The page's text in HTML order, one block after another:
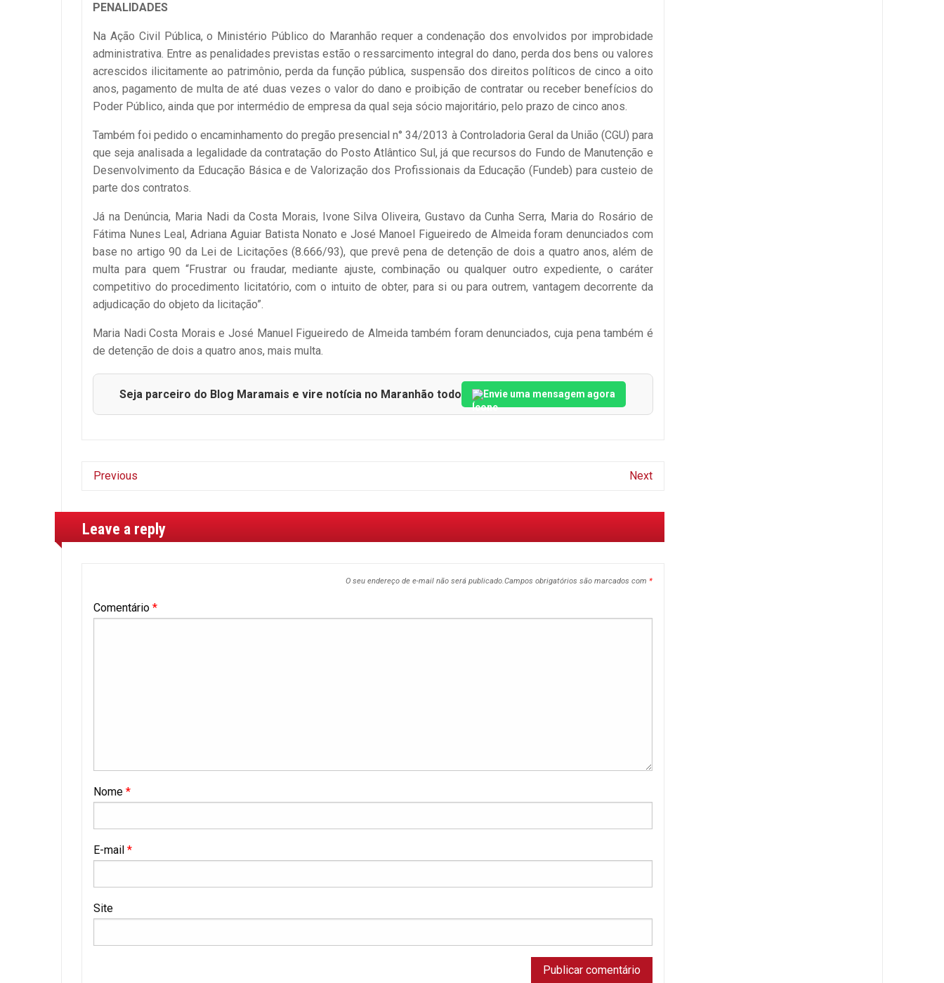
PENALIDADES
Na Ação Civil Pública, o Ministério Público do Maranhão requer a condenação dos envolvidos por improbidade
administrativa. Entre as penalidades previstas estão o ressarcimento integral do dano, perda dos bens ou valores
acrescidos ilicitamente ao patrimônio, perda da função pública, suspensão dos direitos políticos de cinco a oito
anos, pagamento de multa de até duas vezes o valor do dano e proibição de contratar ou receber benefícios do
Poder Público, ainda que por intermédio de empresa da qual seja sócio majoritário, pelo prazo de cinco anos.
Também foi pedido o encaminhamento do pregão presencial n° 34/2013 à Controladoria Geral da União (CGU) para
que seja analisada a legalidade da contratação do Posto Atlântico Sul, já que recursos do Fundo de Manutenção e
Desenvolvimento da Educação Básica e de Valorização dos Profissionais da Educação (Fundeb) para custeio de
parte dos contratos.
Já na Denúncia, Maria Nadi da Costa Morais, Ivone Silva Oliveira, Gustavo da Cunha Serra, Maria do Rosário de
Fátima Nunes Leal, Adriana Aguiar Batista Nonato e José Manoel Figueiredo de Almeida foram denunciados com
base no artigo 90 da Lei de Licitações (8.666/93), que prevê pena de detenção de dois a quatro anos, além de
multa para quem “Frustrar ou fraudar, mediante ajuste, combinação ou qualquer outro expediente, o caráter
competitivo do procedimento licitatório, com o intuito de obter, para si ou para outrem, vantagem decorrente da
adjudicação do objeto da licitação”.
Maria Nadi Costa Morais e José Manuel Figueiredo de Almeida também foram denunciados, cuja pena também é
de detenção de dois a quatro anos, mais multa.
Seja parceiro do Blog Maramais e vire notícia no Maranhão todo Envie uma mensagem agora
Previous Next
Leave a reply
O seu endereço de e-mail não será publicado.Campos obrigatórios são marcados com *
Comentário *
Nome *
E-mail *
Site